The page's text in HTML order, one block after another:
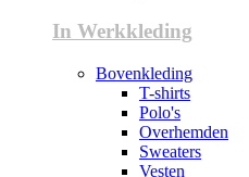
In Werkkleding
Bovenkleding
T-shirts
Polo's
Overhemden
Sweaters
Vesten